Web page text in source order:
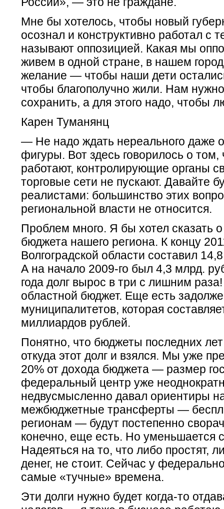
Мне бы хотелось, чтобы новый
осознал и конструктивно работал с
называют оппозицией. Какая мы
живем в одной стране, в нашем
желание — чтобы наши дети
чтобы благополучно жили. Нам
сохранить, а для этого надо, чтобы
Карен Туманянц
— Не надо ждать нереального даже
фигуры. Вот здесь говорилось о том,
работают, контролирующие органы
торговые сети не пускают. Давайте
реалистами: большинство этих
региональной власти не относится.
Проблем много. Я бы хотел сказать
бюджета нашего региона. К концу
Волгоградской области составил
А на начало 2009-го был 4,3 млрд.
года долг вырос в три с лишним
областной бюджет. Еще есть
муниципалитетов, которая
миллиардов рублей.
Понятно, что бюджеты последних
откуда этот долг и взялся. Мы уже
20% от дохода бюджета — размер
федеральный центр уже
недвусмысленно давал ориентиры
межбюджетные трансферты —
регионам — будут постепенно
конечно, еще есть. Но уменьшается
Надеяться на то, что либо простят,
денег, не стоит. Сейчас у
самые «тучные» времена.
Эти долги нужно будет когда-то